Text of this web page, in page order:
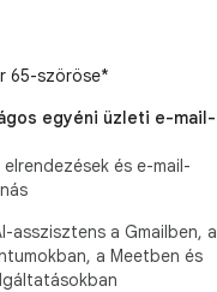
65-szöröse*
egyéni üzleti e-mail-
elrendezések és e-mail-
asszisztens a Gmailben, a
a Meetben és